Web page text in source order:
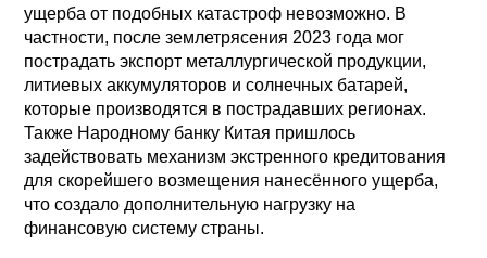
ущерба от подобных катастроф невозможно. В
частности, после землетрясения 2023 года мог
пострадать экспорт металлургической продукции,
литиевых аккумуляторов и солнечных батарей,
которые производятся в пострадавших регионах.
Также Народному банку Китая пришлось
задействовать механизм экстренного кредитования
для скорейшего возмещения нанесённого ущерба,
что создало дополнительную нагрузку на
финансовую систему страны.